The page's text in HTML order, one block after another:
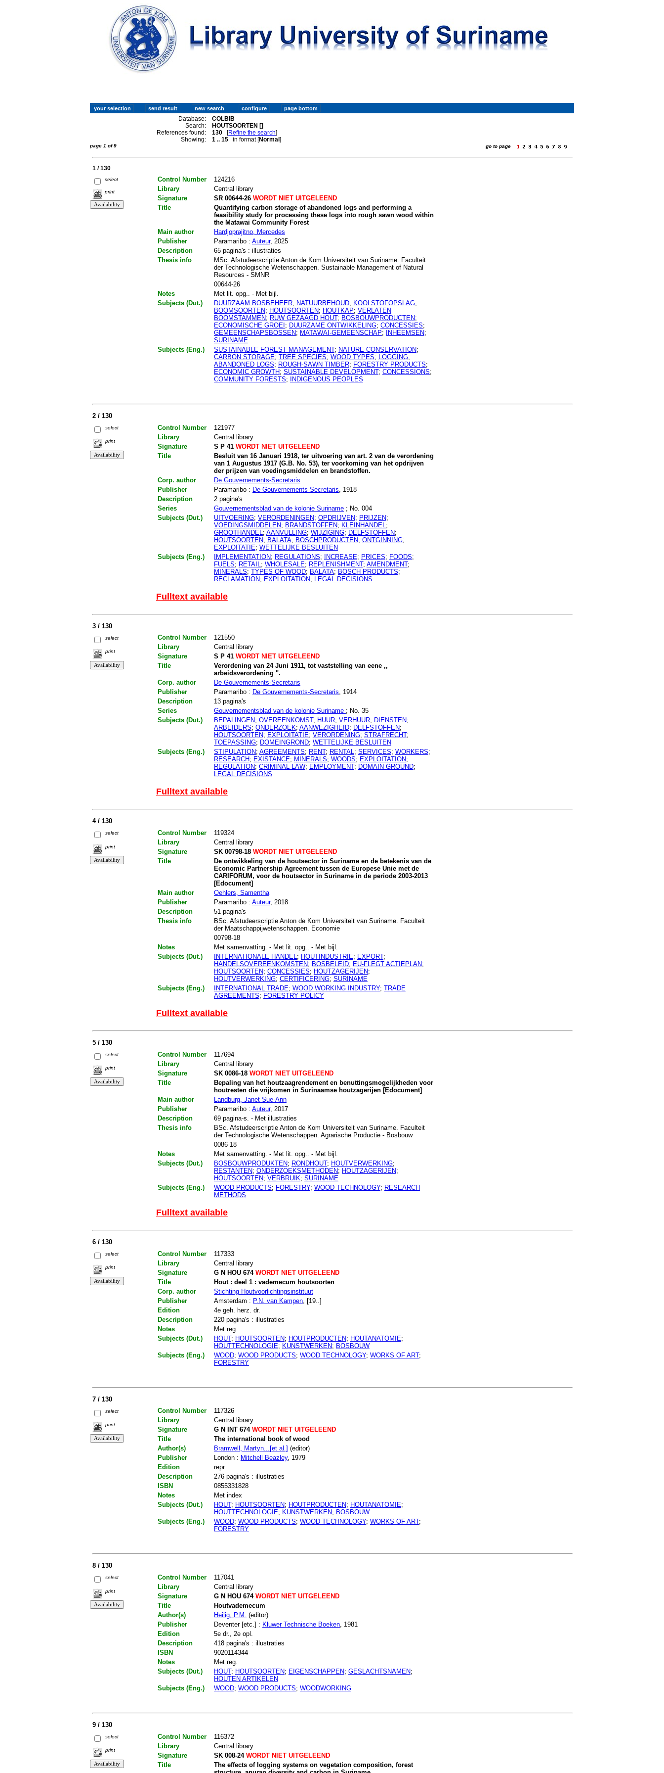
Database:
COLBIB
Search:
HOUTSOORTEN []
References found:
130 [Refine the search]
Showing:
1 .. 15 in format [Normal]
page 1 of 9 go to page
1 / 130
select
print
Control Number
124216
Library
Central library
Signature
SR 00644-26WORDT NIET UITGELEEND
Title
Quantifying carbon storage of abandoned logs and performing a
feasibility study for processing these logs into rough sawn wood within
the Matawai Community Forest
Main author
Hardjoprajitno, Mercedes
Publisher
Paramaribo : Auteur, 2025
Description
65 pagina's : illustraties
Thesis info
MSc. Afstudeerscriptie Anton de Kom Universiteit van Suriname. Faculteit
der Technologische Wetenschappen. Sustainable Management of Natural
Resources - SMNR
00644-26
Notes
Met lit. opg.. - Met bijl.
Subjects (Dut.)
DUURZAAM BOSBEHEER; NATUURBEHOUD; KOOLSTOFOPSLAG;
BOOMSOORTEN; HOUTSOORTEN; HOUTKAP; VERLATEN
BOOMSTAMMEN; RUW GEZAAGD HOUT; BOSBOUWPRODUCTEN;
ECONOMISCHE GROEI ; DUURZAME ONTWIKKELING; CONCESSIES;
GEMEENSCHAPSBOSSEN; MATAWAI-GEMEENSCHAP; INHEEMSEN;
SURINAME
Subjects (Eng.)
SUSTAINABLE FOREST MANAGEMENT; NATURE CONSERVATION;
CARBON STORAGE; TREE SPECIES; WOOD TYPES; LOGGING;
ABANDONED LOGS; ROUGH-SAWN TIMBER; FORESTRY PRODUCTS;
ECONOMIC GROWTH; SUSTAINABLE DEVELOPMENT; CONCESSIONS;
COMMUNITY FORESTS; INDIGENOUS PEOPLES
2 / 130
select
print
Control Number
121977
Library
Central library
Signature
S P 41WORDT NIET UITGELEEND
Title
Besluit van 16 Januari 1918, ter uitvoering van art. 2 van de verordening
van 1 Augustus 1917 (G.B. No. 53), ter voorkoming van het opdrijven
der prijzen van voedingsmiddelen en brandstoffen.
Corp. author
De Gouvernements-Secretaris
Publisher
Paramaribo : De Gouvernements-Secretaris , 1918
Description
2 pagina's
Series
Gouvernementsblad van de kolonie Suriname; No. 004
Subjects (Dut.)
UITVOERING; VERORDENINGEN; OPDRIJVEN; PRIJZEN;
VOEDINGSMIDDELEN; BRANDSTOFFEN; KLEINHANDEL ;
GROOTHANDEL ; AANVULLING; WIJZIGING; DELFSTOFFEN;
HOUTSOORTEN; BALATA; BOSCHPRODUCTEN; ONTGINNING;
EXPLOITATIE; WETTELIJKE BESLUITEN
Subjects (Eng.)
IMPLEMENTATION; REGULATIONS; INCREASE; PRICES; FOODS;
FUELS; RETAIL ; WHOLESALE; REPLENISHMENT; AMENDMENT;
MINERALS; TYPES OF WOOD; BALATA; BOSCH PRODUCTS;
RECLAMATION; EXPLOITATION; LEGAL DECISIONS
Fulltext available
3 / 130
select
print
Control Number
121550
Library
Central library
Signature
S P 41WORDT NIET UITGELEEND
Title
Verordening van 24 Juni 1911, tot vaststelling van eene ,,
arbeidsverordening ".
Corp. author
De Gouvernements-Secretaris
Publisher
Paramaribo : De Gouvernements-Secretaris, 1914
Description
13 pagina's
Series
Gouvernementsblad van de kolonie Suriname ; No. 35
Subjects (Dut.)
BEPALINGEN; OVEREENKOMST; HUUR; VERHUUR; DIENSTEN;
ARBEIDERS; ONDERZOEK; AANWEZIGHEID; DELFSTOFFEN;
HOUTSOORTEN; EXPLOITATIE; VERORDENING; STRAFRECHT;
TOEPASSING; DOMEINGROND; WETTELIJKE BESLUITEN
Subjects (Eng.)
STIPULATION; AGREEMENTS; RENT; RENTAL; SERVICES; WORKERS;
RESEARCH; EXISTANCE; MINERALS; WOODS; EXPLOITATION;
REGULATION; CRIMINAL LAW; EMPLOYMENT; DOMAIN GROUND;
LEGAL DECISIONS
Fulltext available
4 / 130
select
print
Control Number
119324
Library
Central library
Signature
SK 00798-18WORDT NIET UITGELEEND
Title
De ontwikkeling van de houtsector in Suriname en de betekenis van de
Economic Partnership Agreement tussen de Europese Unie met de
CARIFORUM, voor de houtsector in Suriname in de periode 2003-2013
[Edocument]
Main author
Oehlers, Samentha
Publisher
Paramaribo : Auteur, 2018
Description
51 pagina's
Thesis info
BSc. Afstudeerscriptie Anton de Kom Universiteit van Suriname. Faculteit
der Maatschappijwetenschappen. Economie
00798-18
Notes
Met samenvatting. - Met lit. opg.. - Met bijl.
Subjects (Dut.)
INTERNATIONALE HANDEL; HOUTINDUSTRIE; EXPORT;
HANDELSOVEREENKOMSTEN; BOSBELEID; EU-FLEGT ACTIEPLAN;
HOUTSOORTEN; CONCESSIES; HOUTZAGERIJEN;
HOUTVERWERKING; CERTIFICERING; SURINAME
Subjects (Eng.)
INTERNATIONAL TRADE; WOOD WORKING INDUSTRY; TRADE
AGREEMENTS; FORESTRY POLICY
Fulltext available
5 / 130
select
print
Control Number
117694
Library
Central library
Signature
SK 0086-18WORDT NIET UITGELEEND
Title
Bepaling van het houtzaagrendement en benuttingsmogelijkheden voor
houtresten die vrijkomen in Surinaamse houtzagerijen [Edocument]
Main author
Landburg, Janet Sue-Ann
Publisher
Paramaribo : Auteur, 2017
Description
69 pagina-s. - Met illustraties
Thesis info
BSc. Afstudeerscriptie Anton de Kom Universiteit van Suriname. Faculteit
der Technologische Wetenschappen. Agrarische Productie - Bosbouw
0086-18
Notes
Met samenvatting. - Met lit. opg.. - Met bijl.
Subjects (Dut.)
BOSBOUWPRODUKTEN; RONDHOUT; HOUTVERWERKING;
RESTANTEN; ONDERZOEKSMETHODEN; HOUTZAGERIJEN;
HOUTSOORTEN; VERBRUIK; SURINAME
Subjects (Eng.)
WOOD PRODUCTS; FORESTRY; WOOD TECHNOLOGY; RESEARCH
METHODS
Fulltext available
6 / 130
select
print
Control Number
117333
Library
Central library
Signature
G N HOU 674WORDT NIET UITGELEEND
Title
Hout : deel 1 : vademecum houtsoorten
Corp. author
Stichting Houtvoorlichtingsinstituut
Publisher
Amsterdam : P.N. van Kampen, [19..]
Edition
4e geh. herz. dr.
Description
220 pagina's : illustraties
Notes
Met reg.
Subjects (Dut.)
HOUT; HOUTSOORTEN; HOUTPRODUCTEN; HOUTANATOMIE;
HOUTTECHNOLOGIE; KUNSTWERKEN; BOSBOUW
Subjects (Eng.)
WOOD; WOOD PRODUCTS; WOOD TECHNOLOGY; WORKS OF ART;
FORESTRY
7 / 130
select
print
Control Number
117326
Library
Central library
Signature
G N INT 674WORDT NIET UITGELEEND
Title
The international book of wood
Author(s)
Bramwell, Martyn...[et al.] (editor)
Publisher
London : Mitchell Beazley, 1979
Edition
repr.
Description
276 pagina's : illustraties
ISBN
0855331828
Notes
Met index
Subjects (Dut.)
HOUT; HOUTSOORTEN; HOUTPRODUCTEN; HOUTANATOMIE;
HOUTTECHNOLOGIE; KUNSTWERKEN; BOSBOUW
Subjects (Eng.)
WOOD; WOOD PRODUCTS; WOOD TECHNOLOGY; WORKS OF ART;
FORESTRY
8 / 130
select
print
Control Number
117041
Library
Central library
Signature
G N HOU 674WORDT NIET UITGELEEND
Title
Houtvademecum
Author(s)
Heilig, P.M. (editor)
Publisher
Deventer [etc.] : Kluwer Technische Boeken, 1981
Edition
5e dr., 2e opl.
Description
418 pagina's : illustraties
ISBN
9020114344
Notes
Met reg.
Subjects (Dut.)
HOUT; HOUTSOORTEN; EIGENSCHAPPEN; GESLACHTSNAMEN;
HOUTEN ARTIKELEN
Subjects (Eng.)
WOOD; WOOD PRODUCTS; WOODWORKING
9 / 130
select
print
Control Number
116372
Library
Central library
Signature
SK 008-24WORDT NIET UITGELEEND
Title
The effects of logging systems on vegetation composition, forest